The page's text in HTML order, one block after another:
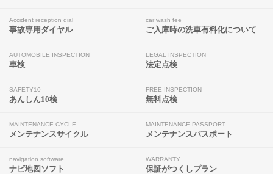
Accident reception dial
事故専用ダイヤル
car wash fee
ご入庫時の洗車有料化について
AUTOMOBILE INSPECTION
車検
LEGAL INSPECTION
法定点検
SAFETY10
あんしん10検
FREE INSPECTION
無料点検
MAINTENANCE CYCLE
メンテナンスサイクル
MAINTENANCE PASSPORT
メンテナンスパスポート
navigation software
ナビ地図ソフト
WARRANTY
保証がつくしプラン